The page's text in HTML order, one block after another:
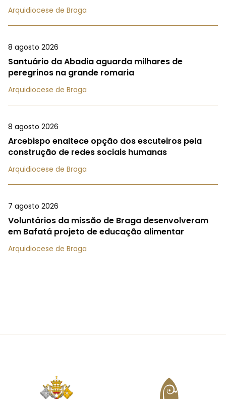
Arquidiocese de Braga
8 agosto 2026
Santuário da Abadia aguarda milhares de
peregrinos na grande romaria
Arquidiocese de Braga
8 agosto 2026
Arcebispo enaltece opção dos escuteiros pela
construção de redes sociais humanas
Arquidiocese de Braga
7 agosto 2026
Voluntários da missão de Braga desenvolveram
em Bafatá projeto de educação alimentar
Arquidiocese de Braga